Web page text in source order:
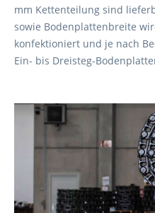
mm Kettenteilung sind
sowie Bodenplattenbreite
konfektioniert und je nach
Ein- bis Dreisteg-